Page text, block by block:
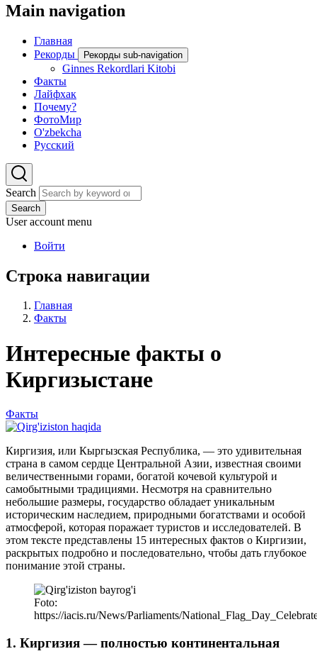
Main navigation
Главная
Рекорды
Рекорды sub-navigation
Ginnes Rekordlari Kitobi
Факты
Лайфхак
Почему?
ФотоМир
O'zbekcha
Русский
Search
Search
User account menu
Войти
Строка навигации
Главная
Факты
Интересные факты о
Киргизыстане
Факты
Киргизия, или Кыргызская Республика, — это удивительная
страна в самом сердце Центральной Азии, известная своими
величественными горами, богатой кочевой культурой и
самобытными традициями. Несмотря на сравнительно
небольшие размеры, государство обладает уникальным
историческим наследием, природными богатствами и особой
атмосферой, которая поражает туристов и исследователей. В
этом тексте представлены 15 интересных фактов о Киргизии,
раскрытых подробно и последовательно, чтобы дать глубокое
понимание этой страны.
Foto:
https://iacis.ru/News/Parliaments/
1. Киргизия — полностью континентальная